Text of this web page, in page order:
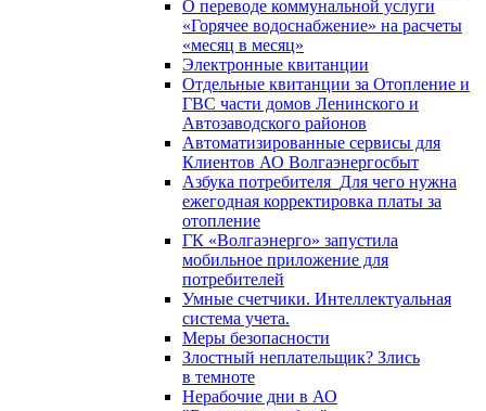
О переводе коммунальной услуги
«Горячее водоснабжение» на расчеты
«месяц в месяц»
Электронные квитанции
Отдельные квитанции за Отопление и
ГВС части домов Ленинского и
Автозаводского районов
Автоматизированные сервисы для
Клиентов АО Волгаэнергосбыт
Азбука потребителя_Для чего нужна
ежегодная корректировка платы за
отопление
ГК «Волгаэнерго» запустила
мобильное приложение для
потребителей
Умные счетчики. Интеллектуальная
система учета.
Меры безопасности
Злостный неплательщик? Злись
в темноте
Нерабочие дни в АО